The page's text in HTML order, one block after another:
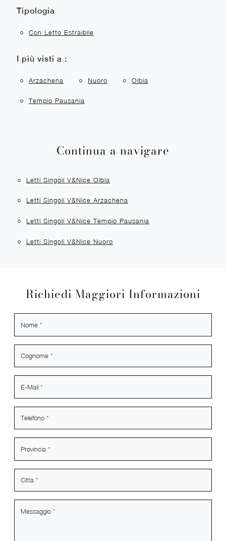
Tipologia
Con Letto Estraibile
I più visti a :
Arzachena Nuoro Olbia
Tempio Pausania
Continua a navigare
Letti Singoli V&Nice Olbia
Letti Singoli V&Nice Arzachena
Letti Singoli V&Nice Tempio Pausania
Letti Singoli V&Nice Nuoro
Richiedi Maggiori Informazioni